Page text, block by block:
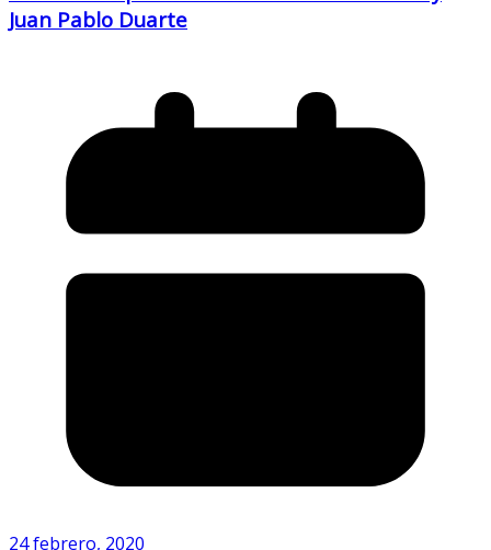
Juan Pablo Duarte
24 febrero, 2020